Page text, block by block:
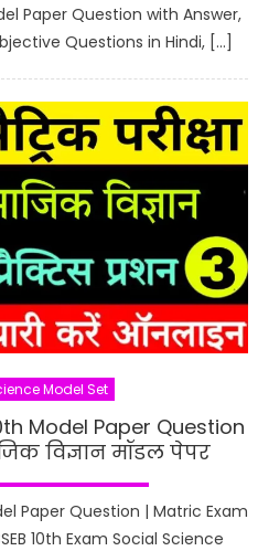
Paper Question with Answer,
Questions in Hindi, […]
Model Set
Model Paper Question
विज्ञान मॉडल पेपर
Paper Question | Matric Exam
10th Exam Social Science